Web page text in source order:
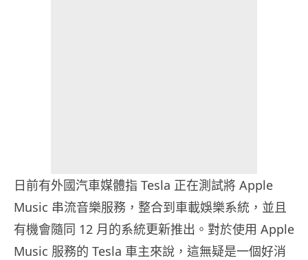
日前有外國汽車媒體指 Tesla 正在測試將 Apple
Music 串流音樂服務，整合到車載娛樂系統，並且
有機會隨同 12 月的系統更新推出。對於使用 Apple
Music 服務的 Tesla 車主來說，這無疑是一個好消